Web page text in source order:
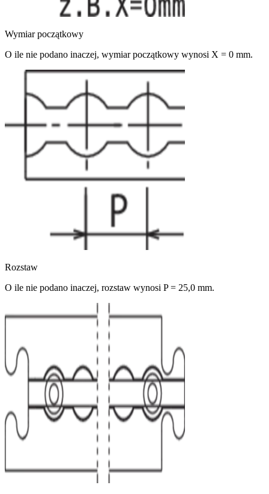
Wymiar początkowy
O ile nie podano inaczej, wymiar początkowy wynosi X = 0 mm.
Rozstaw
O ile nie podano inaczej, rozstaw wynosi P = 25,0 mm.